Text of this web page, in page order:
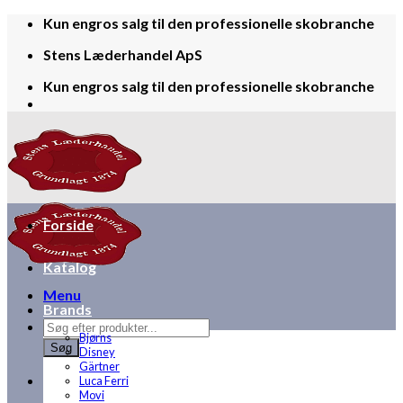
Skip
content
Kun engros salg til den professionelle skobranche
Stens Læderhandel ApS
Kun engros salg til den professionelle skobranche
Menu
Products
search
Søg
Forside
Katalog
Brands
Bjørns
Disney
Gärtner
Luca Ferri
Movi